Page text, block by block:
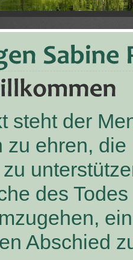
steht der
zu ehren, die
des
Abschied